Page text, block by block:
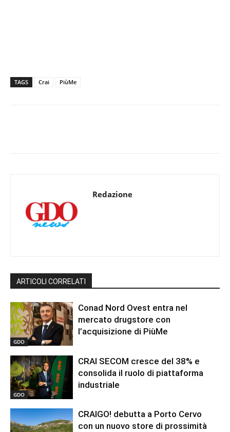
TAGS Crai PiùMe
Redazione
ARTICOLI CORRELATI
GDO
Conad Nord Ovest entra nel
mercato drugstore con
l’acquisizione di PiùMe
GDO
CRAI SECOM cresce del 38% e
consolida il ruolo di piattaforma
industriale
CRAIGO! debutta a Porto Cervo
con un nuovo store di prossimità